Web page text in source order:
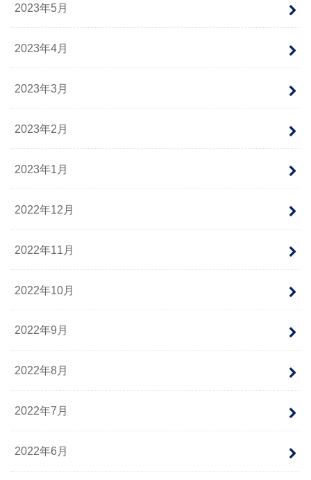
2023年5月
2023年4月
2023年3月
2023年2月
2023年1月
2022年12月
2022年11月
2022年10月
2022年9月
2022年8月
2022年7月
2022年6月